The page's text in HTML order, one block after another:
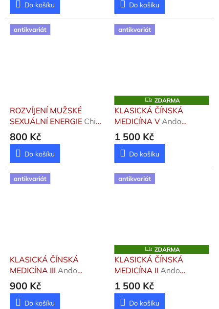
Do košíku Do košíku
antikvariát
ROZVÍJENÍ MUŽSKÉ
SEXUÁLNÍ ENERGIE Chia
mantak, Winn Michael
800 Kč
Do košíku
antikvariát
Z
D
A
R
A
ZDARMA
KLASICKÁ ČÍNSKÁ
MEDICÍNA V Ando
Vladimír
1 500 Kč
Do košíku
antikvariát
KLASICKÁ ČÍNSKÁ
MEDICÍNA III Ando
Vladimír
900 Kč
Do košíku
antikvariát
Z
D
A
R
A
ZDARMA
KLASICKÁ ČÍNSKÁ
MEDICÍNA II Ando
Vladimír
1 500 Kč
Do košíku